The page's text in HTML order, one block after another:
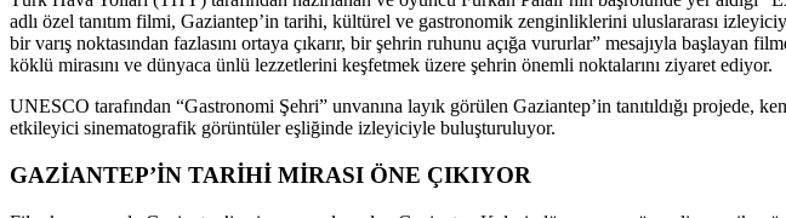
adlı özel tanıtım filmi, Gaziantep’in tarihi, kültürel ve gastronomik zenginliklerini uluslararası
bir varış noktasından fazlasını ortaya çıkarır, bir şehrin ruhunu açığa vururlar” mesajıyla başlayan
köklü mirasını ve dünyaca ünlü lezzetlerini keşfetmek üzere şehrin önemli noktalarını ziyaret ediyor.
UNESCO tarafından “Gastronomi Şehri” unvanına layık görülen Gaziantep’in tanıtıldığı projede,
etkileyici sinematografik görüntüler eşliğinde izleyiciyle buluşturuluyor.
GAZİANTEP’İN TARİHİ MİRASI ÖNE ÇIKIYOR